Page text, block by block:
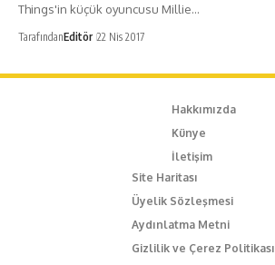
Things'in küçük oyuncusu Millie…
TarafındanEditör 22 Nis 2017
Hakkımızda
Künye
İletişim
Site Haritası
Üyelik Sözleşmesi
Aydınlatma Metni
Gizlilik ve Çerez Politikası